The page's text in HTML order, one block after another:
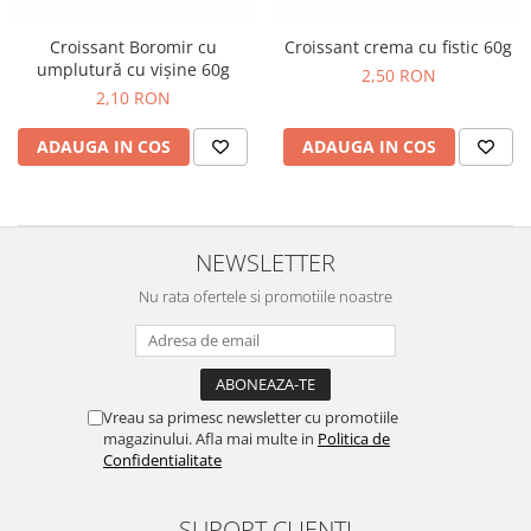
Faina Profesionala
Fursecuri vrac
Congelate brutarie
Cadouri
Pachete Cadou
Vinuri Casa Isarescu
Dulciurile Feleacul
Croissant Boromir cu
umplutură cu vișine 60g
2,10 RON
ADAUGA IN COS
Croissant crema cu fistic 60g
2,50 RON
ADAUGA IN COS
NEWSLETTER
Nu rata ofertele si promotiile noastre
Vreau sa primesc newsletter cu promotiile
magazinului. Afla mai multe in Politica de
Confidentialitate